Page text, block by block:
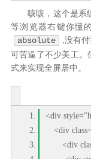
咳咳，这个是系
等浏览器右键你懂
absolute
,没有
可苦逼了不少美工。
式来实现全屏居中。
<div
<div
<div